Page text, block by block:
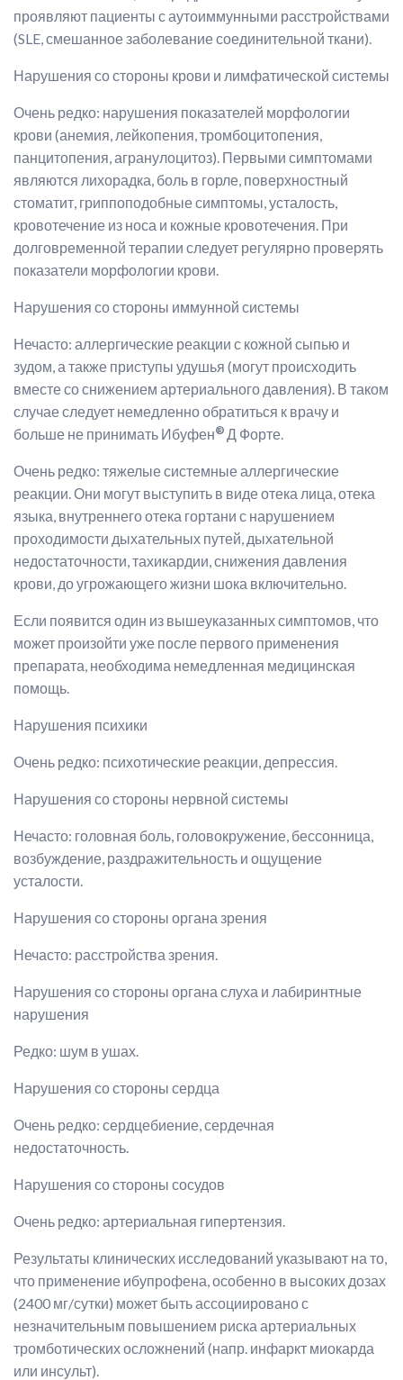
проявляют пациенты с аутоиммунными расстройствами
(SLE, смешанное заболевание соединительной ткани).
Нарушения со стороны крови и лимфатической системы
Очень редко: нарушения показателей морфологии
крови (анемия, лейкопения, тромбоцитопения,
панцитопения, агранулоцитоз). Первыми симптомами
являются лихорадка, боль в горле, поверхностный
стоматит, гриппоподобные симптомы, усталость,
кровотечение из носа и кожные кровотечения. При
долговременной терапии следует регулярно проверять
показатели морфологии крови.
Нарушения со стороны иммунной системы
Нечасто: аллергические реакции с кожной сыпью и
зудом, а также приступы удушья (могут происходить
вместе со снижением артериального давления). В таком
случае следует немедленно обратиться к врачу и
больше не принимать Ибуфен® Д Форте.
Очень редко: тяжелые системные аллергические
реакции. Они могут выступить в виде отека лица, отека
языка, внутреннего отека гортани с нарушением
проходимости дыхательных путей, дыхательной
недостаточности, тахикардии, снижения давления
крови, до угрожающего жизни шока включительно.
Если появится один из вышеуказанных симптомов, что
может произойти уже после первого применения
препарата, необходима немедленная медицинская
помощь.
Нарушения психики
Очень редко: психотические реакции, депрессия.
Нарушения со стороны нервной системы
Нечасто: головная боль, головокружение, бессонница,
возбуждение, раздражительность и ощущение
усталости.
Нарушения со стороны органа зрения
Нечасто: расстройства зрения.
Нарушения со стороны органа слуха и лабиринтные
нарушения
Редко: шум в ушах.
Нарушения со стороны сердца
Очень редко: сердцебиение, сердечная
недостаточность.
Нарушения со стороны сосудов
Очень редко: артериальная гипертензия.
Результаты клинических исследований указывают на то,
что применение ибупрофена, особенно в высоких дозах
(2400 мг/сутки) может быть ассоциировано с
незначительным повышением риска артериальных
тромботических осложнений (напр. инфаркт миокарда
или инсульт).